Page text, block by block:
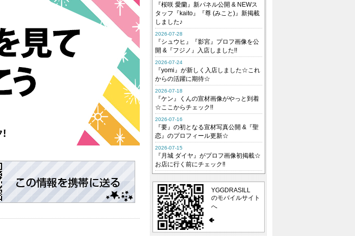
『桜咲 愛蘭』新パネル公開 & NEWス
タッフ『kaito』『尊 (みこと)』新掲載
しました♪
2026-07-28
『シュウヒ』『影宮』プロフ画像を公
開 &『フジノ』入店しました!!
2026-07-24
『yomi』が新しく入店しました☆これ
からの活躍に期待☆
2026-07-18
『ケン』くんの宣材画像がやっと到着
☆ここからチェック!!
2026-07-16
『要』の初となる宣材写真公開 &『聖
恋』のプロフィール更新☆
2026-07-15
『月城 ダイヤ』がプロフ画像初掲載☆
お店に行く前にチェック‼
YGGDRASILL
のモバイルサイト
へ